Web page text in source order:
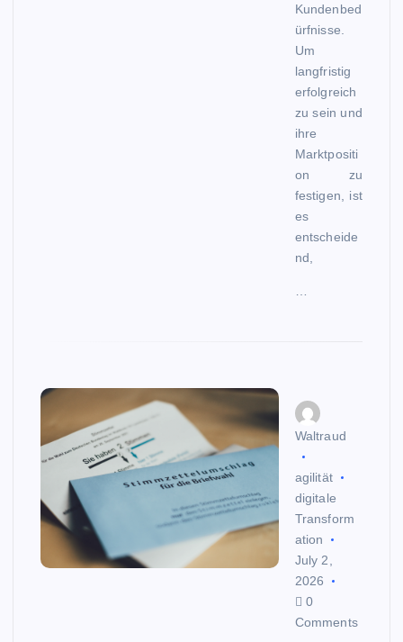
Kundenbed
ürfnisse.
Um
langfristig
erfolgreich
zu sein und
ihre
Marktpositi
on zu
festigen, ist
es
entscheide
nd,
Waltraud
agilität
digitale
Transform
ation
July 2,
2026
0
Comments